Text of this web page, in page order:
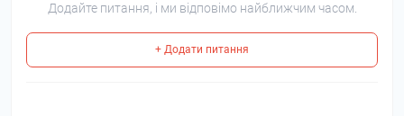
Додайте питання, і ми відповімо найближчим часом.
+ Додати питання